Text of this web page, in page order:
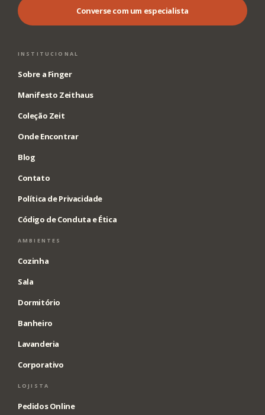
Converse com um especialista
INSTITUCIONAL
Sobre a Finger
Manifesto Zeithaus
Coleção Zeit
Onde Encontrar
Blog
Contato
Política de Privacidade
Código de Conduta e Ética
AMBIENTES
Cozinha
Sala
Dormitório
Banheiro
Lavanderia
Corporativo
LOJISTA
Pedidos Online